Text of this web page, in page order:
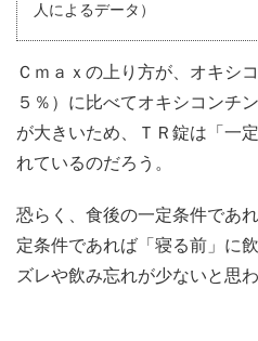
人によるデータ）
Ｃｍａｘの上り方が、オキシ
５％）に比べてオキシコンチ
が大きいため、ＴＲ錠は「一
れているのだろう。
恐らく、食後の一定条件であ
定条件であれば「寝る前」に
ズレや飲み忘れが少ないと思わ